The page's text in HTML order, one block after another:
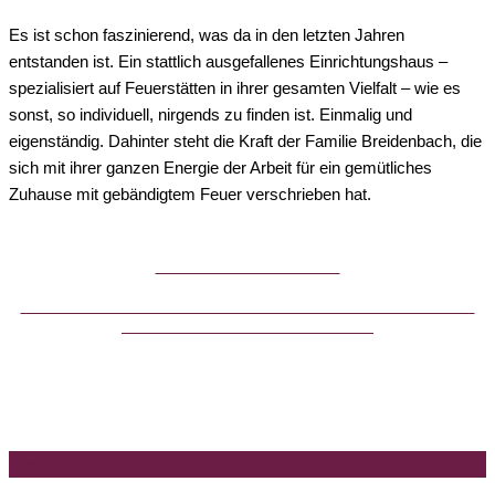
Es ist schon faszinierend, was da in den letzten Jahren
entstanden ist. Ein stattlich ausgefallenes Einrichtungshaus –
spezialisiert auf Feuerstätten in ihrer gesamten Vielfalt – wie es
sonst, so individuell, nirgends zu finden ist. Einmalig und
eigenständig. Dahinter steht die Kraft der Familie Breidenbach, die
sich mit ihrer ganzen Energie der Arbeit für ein gemütliches
Zuhause mit gebändigtem Feuer verschrieben hat.